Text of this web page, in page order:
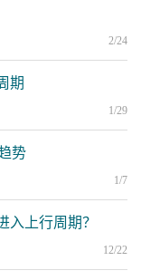
2/24
期
1/29
势
1/7
入上行周期？
12/22